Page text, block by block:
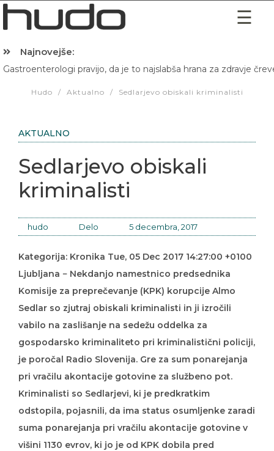
Najnovejše:
Gastroenterologi pravijo, da je to najslabša hrana za zdravje
Hudo / Aktualno / Sedlarjevo obiskali kriminalisti
AKTUALNO
Sedlarjevo obiskali
kriminalisti
hudo Delo 5 decembra, 2017
Kategorija: Kronika Tue, 05 Dec 2017 14:27:00 +0100
Ljubljana − Nekdanjo namestnico predsednika
Komisije za preprečevanje (KPK) korupcije Almo
Sedlar so zjutraj obiskali kriminalisti in ji izročili
vabilo na zaslišanje na sedežu oddelka za
gospodarsko kriminaliteto pri kriminalistični policiji,
je poročal Radio Slovenija. Gre za sum ponarejanja
pri vračilu akontacije gotovine za službeno pot.
Kriminalisti so Sedlarjevi, ki je predkratkim
odstopila, pojasnili, da ima status osumljenke zaradi
suma ponarejanja pri vračilu akontacije gotovine v
višini 1130 evrov, ki jo je od KPK dobila pred